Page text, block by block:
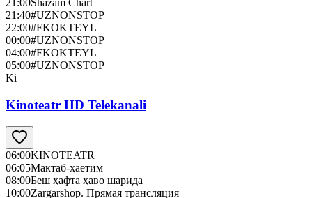
21:00Shazam Chart
21:40#UZNONSTOP
22:00#FKOKTEYL
00:00#UZNONSTOP
04:00#FKOKTEYL
05:00#UZNONSTOP
Ki
Kinoteatr HD Telekanali
06:00KINOTEATR
06:05Мактаб-ҳаетим
08:00Беш ҳафта ҳаво шарида
10:00Zargarshop. Прямая трансляция